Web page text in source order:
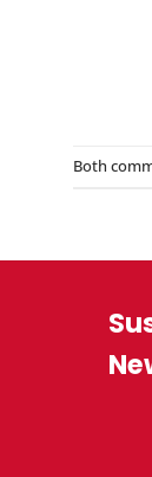
Both